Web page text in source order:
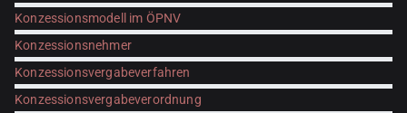
Konzessionsmodell im ÖPNV
Konzessionsnehmer
Konzessionsvergabeverfahren
Konzessionsvergabeverordnung